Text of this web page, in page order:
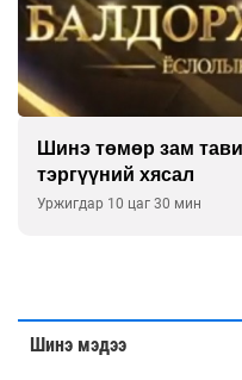
Шинэ төмөр зам
тэргүүний хясал
Уржигдар 10 цаг 30 мин
Шинэ мэдээ